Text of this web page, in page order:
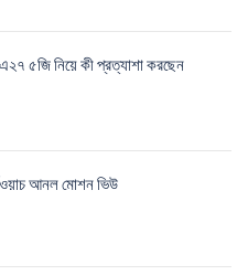
এ২৭ ৫জি নিয়ে কী প্রত্যাশা করছেন
আনল মোশন ভিউ